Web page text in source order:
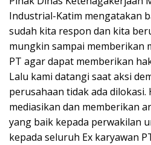
Industrial-Katim mengatakan
sudah kita respon dan kita
mungkin sampai memberikan
PT agar dapat memberikan
Lalu kami datangi saat aksi
perusahaan tidak ada dilokasi.
mediasikan dan memberikan
yang baik kepada perwakilan
kepada seluruh Ex karyawan